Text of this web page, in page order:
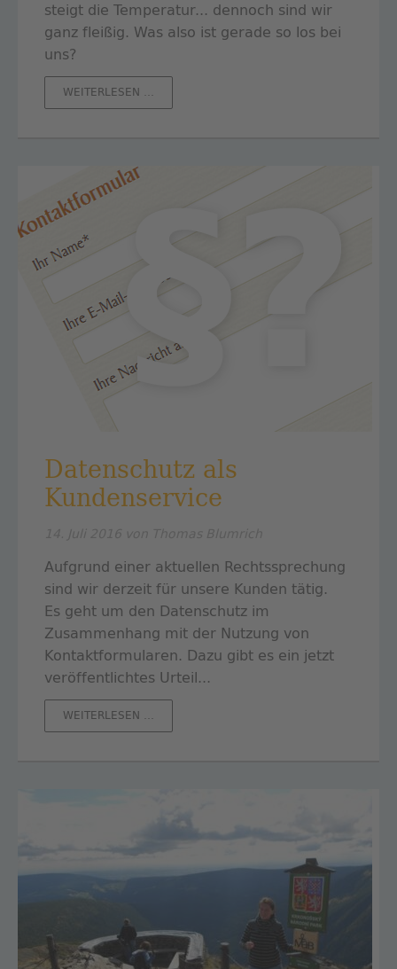
steigt die Temperatur... dennoch sind wir
ganz fleißig. Was also ist gerade so los bei
uns?
WEITERLESEN …
Datenschutz als
Kundenservice
Aufgrund einer aktuellen Rechtssprechung
sind wir derzeit für unsere Kunden tätig.
Es geht um den Datenschutz im
Zusammenhang mit der Nutzung von
Kontaktformularen. Dazu gibt es ein jetzt
veröffentlichtes Urteil...
WEITERLESEN …
ALS